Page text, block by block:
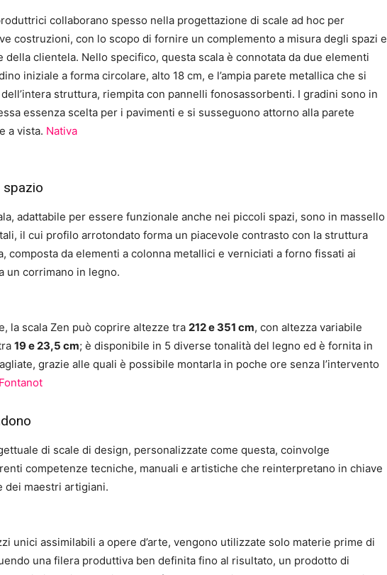
collaborano spesso nella progettazione di scale ad hoc per
costruzioni, con lo scopo di fornire un complemento a misura degli spazi e
clientela. Nello specifico, questa scala è connotata da due elementi
iniziale a forma circolare, alto 18 cm, e l’ampia parete metallica che si
struttura, riempita con pannelli fonosassorbenti. I gradini sono in
essenza scelta per i pavimenti e si susseguono attorno alla parete
a vista. Nativa
spazio
adattabile per essere funzionale anche nei piccoli spazi, sono in massello
il cui profilo arrotondato forma un piacevole contrasto con la struttura
composta da elementi a colonna metallici e verniciati a forno fissati ai
un corrimano in legno.
la scala Zen può coprire altezze tra 212 e 351 cm, con altezza variabile
19 e 23,5 cm; è disponibile in 5 diverse tonalità del legno ed è fornita in
grazie alle quali è possibile montarla in poche ore senza l’intervento
Fontanot
di scale di design, personalizzate come questa, coinvolge
competenze tecniche, manuali e artistiche che reinterpretano in chiave
dei maestri artigiani.
unici assimilabili a opere d’arte, vengono utilizzate solo materie prime di
una filera produttiva ben definita fino al risultato, un prodotto di